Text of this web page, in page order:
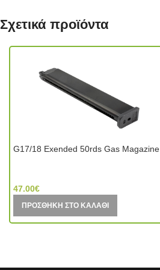
Σχετικά προϊόντα
G17/18 Exended 50rds Gas Magazine
47.00€
ΠΡΟΣΘΉΚΗ ΣΤΟ ΚΑΛΆΘΙ